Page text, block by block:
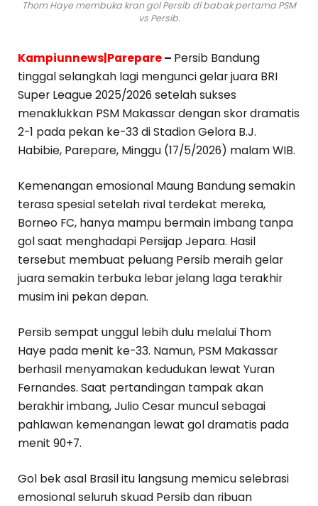
Thom Haye membuka kran gol Persib di babak pertama PSM
vs Persib.
Kampiunnews|Parepare– Persib Bandung
tinggal selangkah lagi mengunci gelar juara BRI
Super League 2025/2026 setelah sukses
menaklukkan PSM Makassar dengan skor dramatis
2-1 pada pekan ke-33 di Stadion Gelora B.J.
Habibie, Parepare, Minggu (17/5/2026) malam WIB.
Kemenangan emosional Maung Bandung semakin
terasa spesial setelah rival terdekat mereka,
Borneo FC, hanya mampu bermain imbang tanpa
gol saat menghadapi Persijap Jepara. Hasil
tersebut membuat peluang Persib meraih gelar
juara semakin terbuka lebar jelang laga terakhir
musim ini pekan depan.
Persib sempat unggul lebih dulu melalui Thom
Haye pada menit ke-33. Namun, PSM Makassar
berhasil menyamakan kedudukan lewat Yuran
Fernandes. Saat pertandingan tampak akan
berakhir imbang, Julio Cesar muncul sebagai
pahlawan kemenangan lewat gol dramatis pada
menit 90+7.
Gol bek asal Brasil itu langsung memicu selebrasi
emosional seluruh skuad Persib dan ribuan